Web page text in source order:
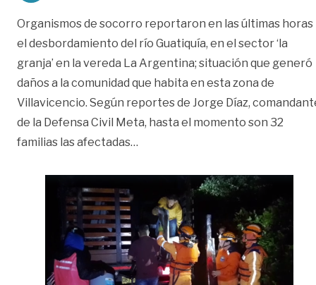
Organismos de socorro reportaron en las últimas horas
el desbordamiento del río Guatiquía, en el sector ‘la
granja’ en la vereda La Argentina; situación que generó
daños a la comunidad que habita en esta zona de
Villavicencio. Según reportes de Jorge Díaz,
de la Defensa Civil Meta, hasta el momento son 32
familias las afectadas…